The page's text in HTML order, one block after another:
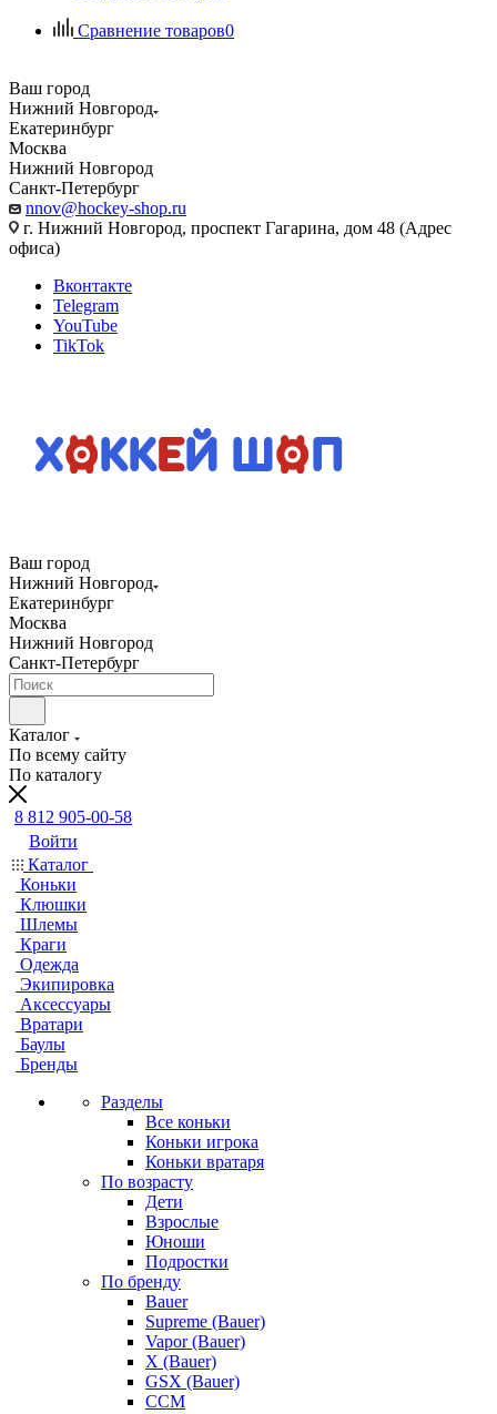
Сравнение товаров0
Ваш город
Нижний Новгород
Екатеринбург
Москва
Нижний Новгород
Санкт-Петербург
nnov@hockey-shop.ru
г. Нижний Новгород, проспект Гагарина, дом 48 (Адрес
офиса)
Вконтакте
Telegram
YouTube
TikTok
Ваш город
Нижний Новгород
Екатеринбург
Москва
Нижний Новгород
Санкт-Петербург
Каталог
По всему сайту
По каталогу
8 812 905-00-58
Войти
Каталог
Коньки
Клюшки
Шлемы
Краги
Одежда
Экипировка
Аксессуары
Вратари
Баулы
Бренды
Разделы
Все коньки
Коньки игрока
Коньки вратаря
По возрасту
Дети
Взрослые
Юноши
Подростки
По бренду
Bauer
Supreme (Bauer)
Vapor (Bauer)
X (Bauer)
GSX (Bauer)
CCM